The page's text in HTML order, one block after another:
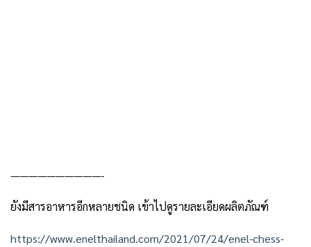
——————————-
ยังมีสารอาหารอีกหลายชนิด เข้าไปดูรายละเอียดผลิตภัณฑ์
https://www.enelthailand.com/2021/07/24/enel-chess-